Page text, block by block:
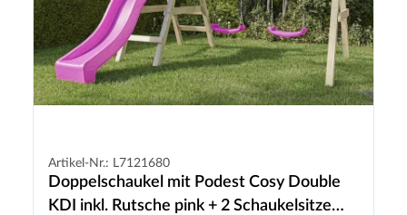
Artikel-Nr.: L7121680
Doppelschaukel mit Podest Cosy Double
KDI inkl. Rutsche pink + 2 Schaukelsitze